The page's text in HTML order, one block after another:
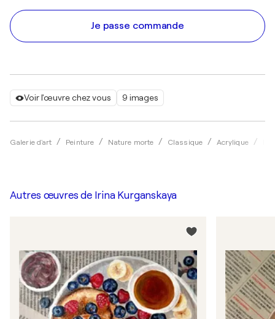
Voir l'œuvre chez vous 9 images
Galerie d'art Peinture Nature morte Classique Acrylique
Je passe commande
Autres œuvres de Irina Kurganskaya